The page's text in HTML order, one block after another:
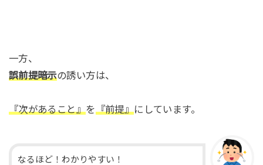
一方、
誤前提暗示の誘い方は、
『次があること』を『前提』にしています。
なるほど！わかりやすい！